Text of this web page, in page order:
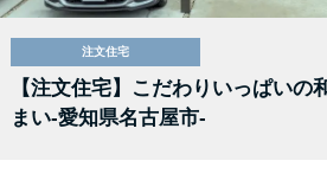
注文住宅
【注文住宅】こだわりいっぱいの
まい-愛知県名古屋市-